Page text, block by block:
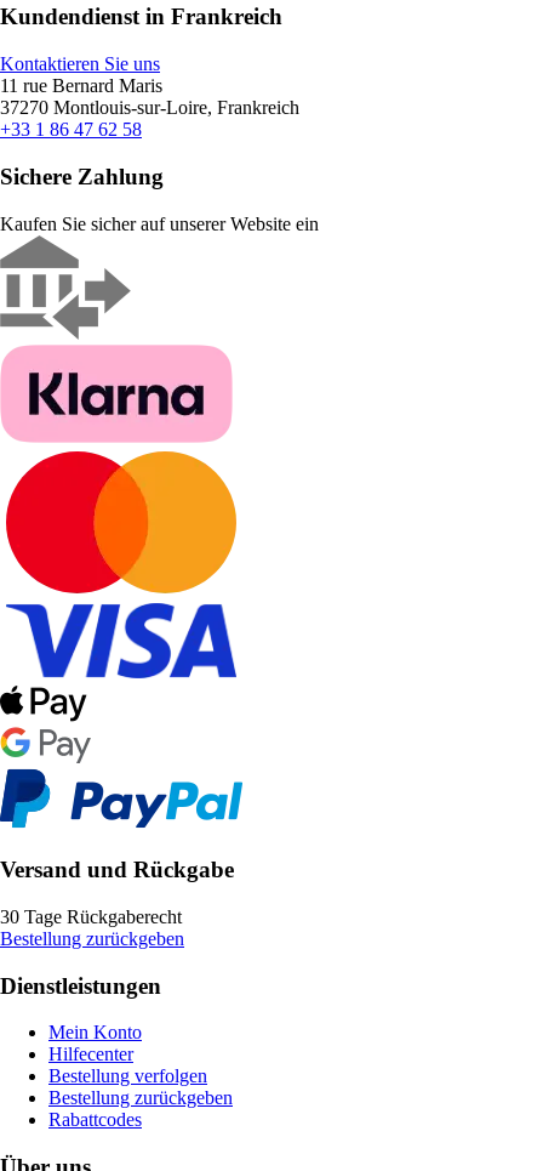
Kundendienst in Frankreich
Kontaktieren Sie uns
11 rue Bernard Maris
37270 Montlouis-sur-Loire, Frankreich
+33 1 86 47 62 58
Sichere Zahlung
Kaufen Sie sicher auf unserer Website ein
Versand und Rückgabe
30 Tage Rückgaberecht
Bestellung zurückgeben
Dienstleistungen
Mein Konto
Hilfecenter
Bestellung verfolgen
Bestellung zurückgeben
Rabattcodes